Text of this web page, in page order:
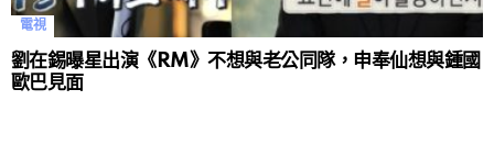
電視
劉在錫曝星出演《RM》不想與老公同隊，申奉仙想與鍾國
歐巴見面